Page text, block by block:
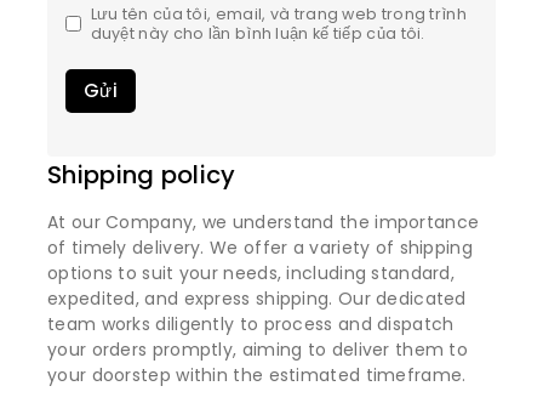
Lưu tên của tôi, email, và trang web trong trình
duyệt này cho lần bình luận kế tiếp của tôi.
Shipping policy
At our Company, we understand the importance
of timely delivery. We offer a variety of shipping
options to suit your needs, including standard,
expedited, and express shipping. Our dedicated
team works diligently to process and dispatch
your orders promptly, aiming to deliver them to
your doorstep within the estimated timeframe.